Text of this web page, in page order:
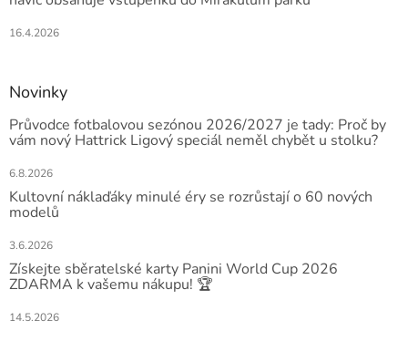
16.4.2026
Novinky
Průvodce fotbalovou sezónou 2026/2027 je tady: Proč by
vám nový Hattrick Ligový speciál neměl chybět u stolku?
6.8.2026
Kultovní náklaďáky minulé éry se rozrůstají o 60 nových
modelů
3.6.2026
Získejte sběratelské karty Panini World Cup 2026
ZDARMA k vašemu nákupu! 🏆
14.5.2026